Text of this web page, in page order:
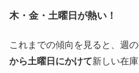
木・金・土曜日が熱い！
これまでの傾向を見ると、週
から土曜日にかけて新しい在